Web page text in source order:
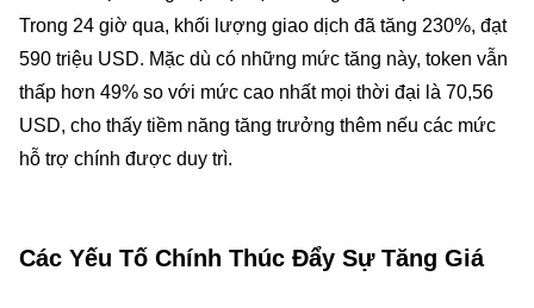
Trong 24 giờ qua, khối lượng giao dịch đã tăng 230%, đạt
590 triệu USD. Mặc dù có những mức tăng này, token vẫn
thấp hơn 49% so với mức cao nhất mọi thời đại là 70,56
USD, cho thấy tiềm năng tăng trưởng thêm nếu các mức
hỗ trợ chính được duy trì.
Các Yếu Tố Chính Thúc Đẩy Sự Tăng Giá